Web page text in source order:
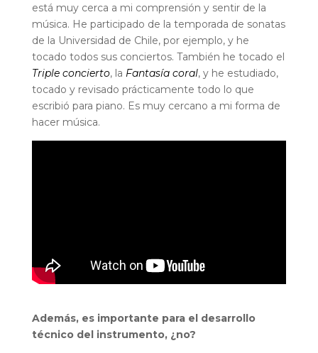
está muy cerca a mi comprensión y sentir de la
música. He participado de la temporada de sonatas
de la Universidad de Chile, por ejemplo, y he
tocado todos sus conciertos. También he tocado el
Triple concierto, la Fantasía coral, y he estudiado,
tocado y revisado prácticamente todo lo que
escribió para piano. Es muy cercano a mi forma de
hacer música.
Además, es importante para el desarrollo
técnico del instrumento, ¿no?